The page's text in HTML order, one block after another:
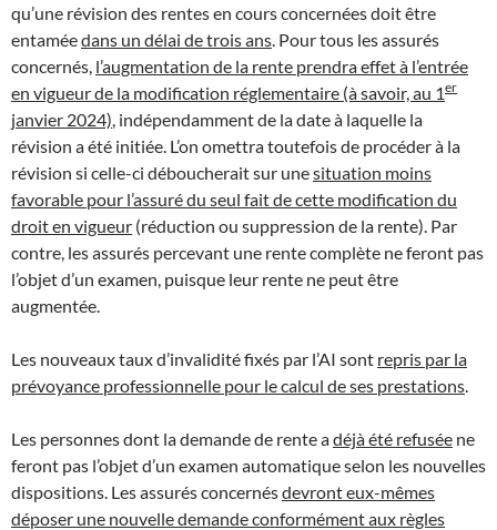
qu’une révision des rentes en cours concernées doit être
entaméedans un délai de trois ans . Pour tous les assurés
concernés, l’augmentation de la rente prendra effet à l’entrée
en vigueur de la modification réglementaire (à savoir, au 1er
janvier 2024) , indépendamment de la date à laquelle la
révision a été initiée. L’on omettra toutefois de procéder à la
révision si celle-ci déboucherait sur unesituation moins
favorable pour l’assuré du seul fait de cette modification du
droit en vigueur (réduction ou suppression de la rente). Par
contre, les assurés percevant une rente complète ne feront pas
l’objet d’un examen, puisque leur rente ne peut être
augmentée.
Les nouveaux taux d’invalidité fixés par l’AI sont repris par la
prévoyance professionnelle pour le calcul de ses prestations
Les personnes dont la demande de rente adéjà été refusée ne
feront pas l’objet d’un examen automatique selon les nouvelles
dispositions. Les assurés concernésdevront eux-mêmes
déposer une nouvelle demande conformément aux règles